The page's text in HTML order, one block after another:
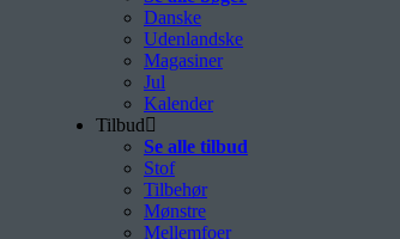
Danske
Udenlandske
Magasiner
Jul
Kalender
Tilbud
Se alle tilbud
Stof
Tilbehør
Mønstre
Mellemfoer